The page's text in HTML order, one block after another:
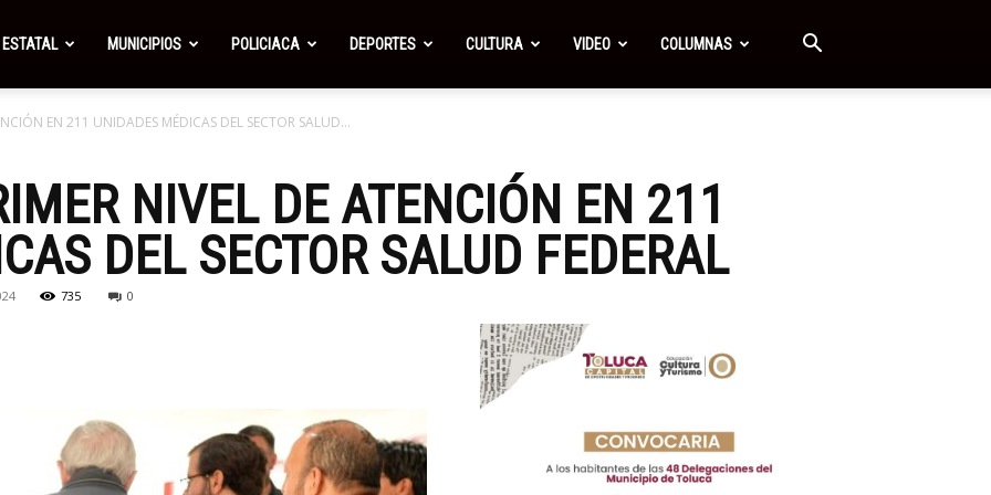
ESTATAL MUNICIPIOS POLICIACA DEPORTES CULTURA VIDEO COLUMNAS
EN 211 UNIDADES MÉDICAS DEL SECTOR SALUD...
NIVEL DE ATENCIÓN EN 211
DEL SECTOR SALUD FEDERAL
735 0